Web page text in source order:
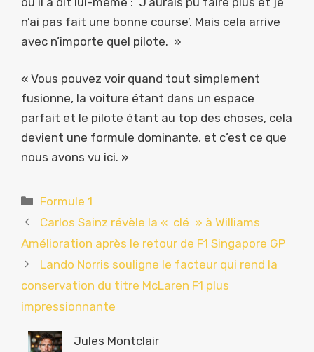
n’ai pas fait une bonne course’. Mais cela arrive
avec n’importe quel pilote. »
« Vous pouvez voir quand tout simplement
fusionne, la voiture étant dans un espace
parfait et le pilote étant au top des choses, cela
devient une formule dominante, et c’est ce que
nous avons vu ici. »
Catégories
Formule 1
Carlos Sainz révèle la « clé » à Williams
Amélioration après le retour de F1 Singapore GP
Lando Norris souligne le facteur qui rend la
conservation du titre McLaren F1 plus
impressionnante
Jules Montclair